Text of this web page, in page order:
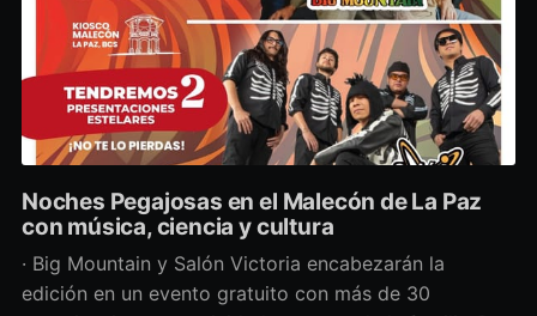
Noches Pegajosas en el Malecón de La Paz
con música, ciencia y cultura
· Big Mountain y Salón Victoria encabezarán la
edición en un evento gratuito con más de 30